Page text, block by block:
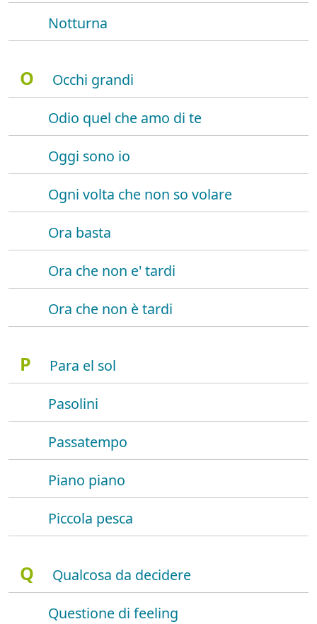
Notturna
O
Occhi grandi
Odio quel che amo di te
Oggi sono io
Ogni volta che non so volare
Ora basta
Ora che non e' tardi
Ora che non è tardi
P
Para el sol
Pasolini
Passatempo
Piano piano
Piccola pesca
Q
Qualcosa da decidere
Questione di feeling